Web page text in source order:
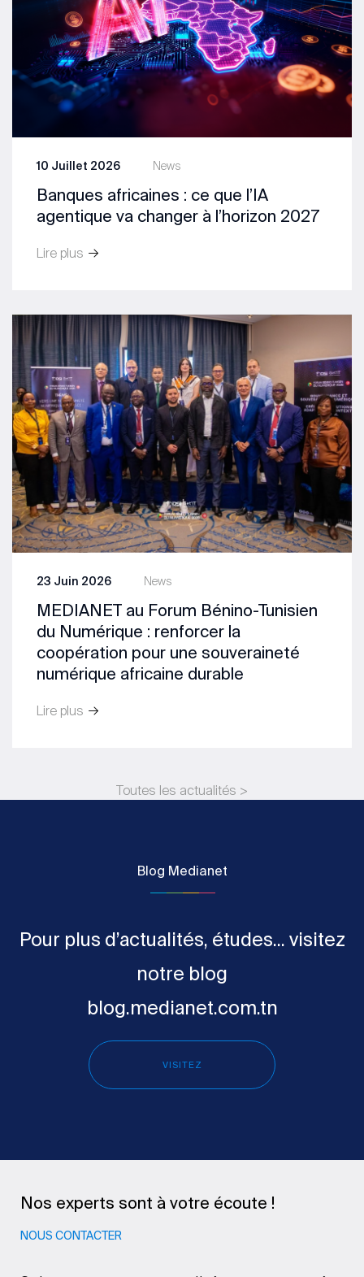
News
10 Juillet 2026
Banques africaines : ce que l’IA
agentique va changer à l’horizon 2027
Lire plus
News
23 Juin 2026
MEDIANET au Forum Bénino-Tunisien
du Numérique : renforcer la
coopération pour une souveraineté
numérique africaine durable
Lire plus
Toutes les actualités >
Blog Medianet
Pour plus d’actualités, études... visitez
notre blog
blog.medianet.com.tn
VISITEZ
Nos experts sont à votre écoute !
NOUS CONTACTER